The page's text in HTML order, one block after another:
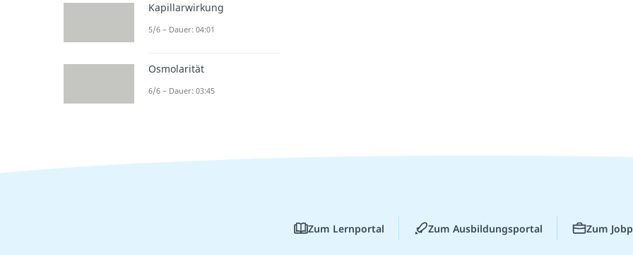
Kapillarwirkung
5/6 – Dauer: 04:01
Osmolarität
6/6 – Dauer: 03:45
Zum Lernportal Zum Ausbildungsportal Zum